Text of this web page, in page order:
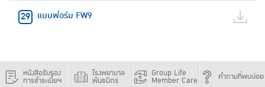
แบบฟอร์ม FW9
หนังสือรับรอง
การชำระเบี้ยฯ
โรงพยาบาล
พันธมิตร
Group Life
Member Care คำถามที่พบบ่อย